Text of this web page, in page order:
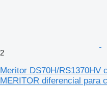
2
Meritor DS70H/RS1370HV
MERITOR diferencial para